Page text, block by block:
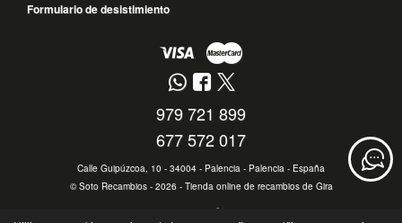
Formulario de desistimiento
979 721 899
677 572 017
Calle Guipúzcoa, 10 - 34004 - Palencia - Palencia - España
©Soto Recambios- 2026 - Tienda online de recambios de Gira